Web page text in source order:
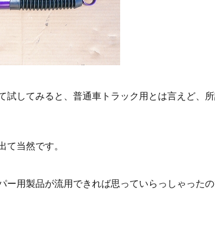
試してみると、普通車トラック用とは言えど、
て当然です。
ー用製品が流用できれば思っていらっしゃった